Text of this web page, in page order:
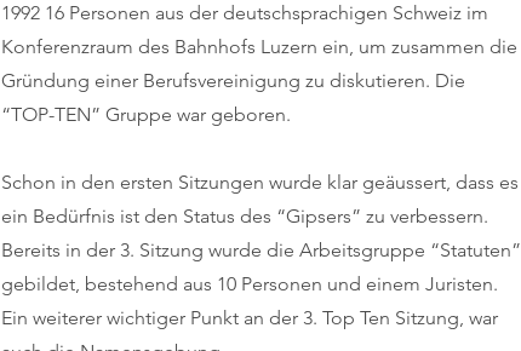
1992 16 Personen aus der deutschsprachigen Schweiz im
Konferenzraum des Bahnhofs Luzern ein, um zusammen die
Gründung einer Berufsvereinigung zu diskutieren. Die
“TOP-TEN” Gruppe war geboren.
Schon in den ersten Sitzungen wurde klar geäussert, dass es
ein Bedürfnis ist den Status des “Gipsers” zu verbessern.
Bereits in der 3. Sitzung wurde die Arbeitsgruppe “Statuten”
gebildet, bestehend aus 10 Personen und einem Juristen.
Ein weiterer wichtiger Punkt an der 3. Top Ten Sitzung, war